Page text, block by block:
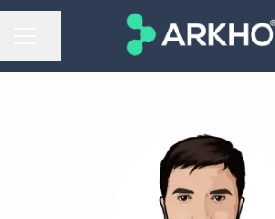
MENÚ DE EMPLEO
Compartir página